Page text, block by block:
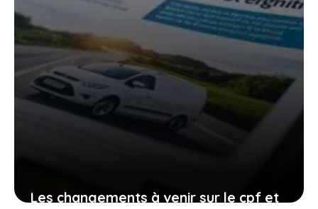
Les changements à venir sur le cpf et